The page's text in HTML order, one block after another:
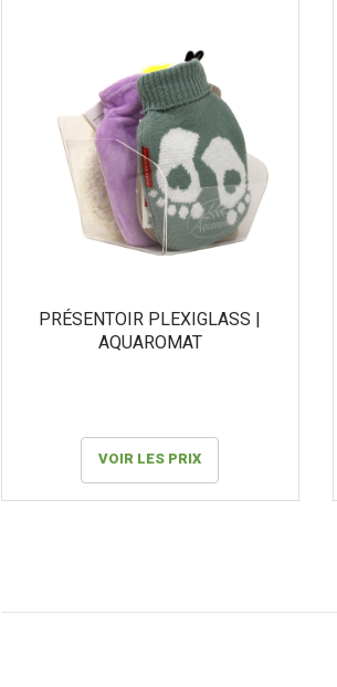
PRÉSENTOIR PLEXIGLASS |
AQUAROMAT
VOIR LES PRIX